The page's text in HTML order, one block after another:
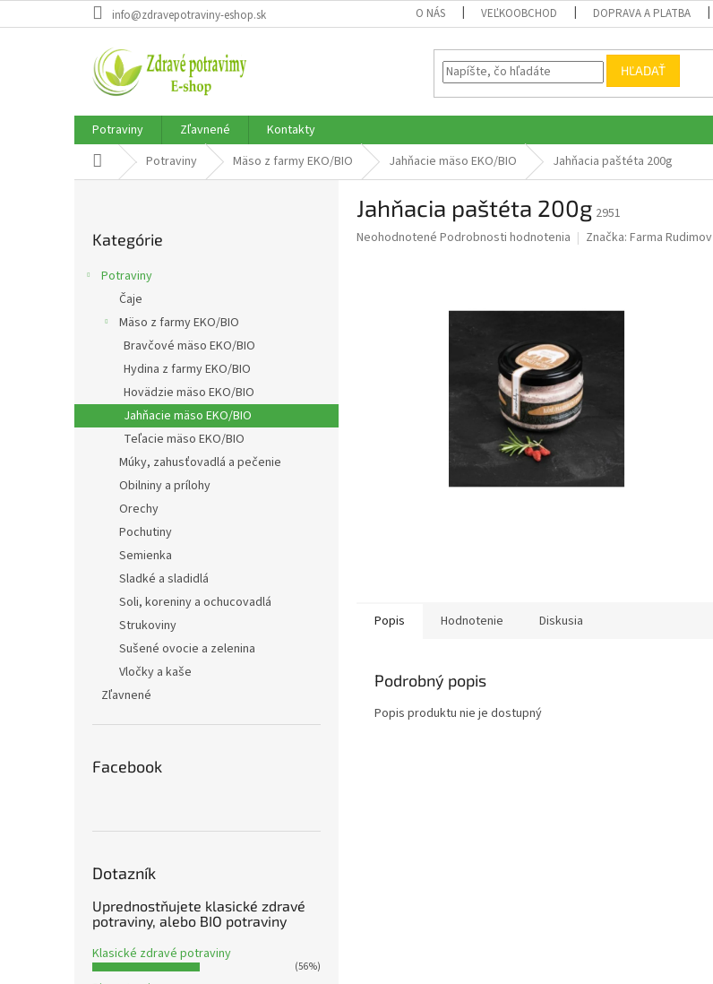
na
info@zdravepotraviny-eshop.sk O NÁS VEĽKOOBCHOD DOPRAVA A PLATBA
HĽADAŤ
Potraviny Zľavnené
Kontakty
DomovPotraviny Mäso z farmy EKO/BIO Jahňacie mäso EKO/BIO Jahňacia paštéta 200g
kategórie
Kategórie
Potraviny
Čaje
Mäso z farmy EKO/BIO
Bravčové mäso EKO/BIO
Hydina z farmy EKO/BIO
Hovädzie mäso EKO/BIO
Jahňacie mäso EKO/BIO
Teľacie mäso EKO/BIO
Múky, zahusťovadlá a pečenie
Obilniny a prílohy
Orechy
Pochutiny
Semienka
Sladké a sladidlá
Soli, koreniny a ochucovadlá
Strukoviny
Sušené ovocie a zelenina
Vločky a kaše
Zľavnené
Facebook
Dotazník
Uprednostňujete klasické zdravé
potraviny, alebo BIO potraviny
Klasické zdravé potraviny
(56%)
Jahňacia paštéta 200g 2951
Priemerné
Neohodnotené Podrobnosti hodnotenia Značka: Farma Rudimov
Popis Hodnotenie Diskusia
Podrobný popis
Popis produktu nie je dostupný